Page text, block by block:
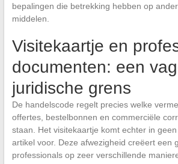
bepalingen die betrekking hebben op
middelen.
Visitekaartje en
documenten: een
juridische grens
De handelscode regelt precies welke
offertes, bestelbonnen en commerciële
staan. Het visitekaartje komt echter in
artikel voor. Deze afwezigheid creëert een
professionals op zeer verschillende